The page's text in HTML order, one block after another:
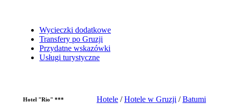
Wycieczki dodatkowe
Transfery po Gruzji
Przydatne wskazówki
Usługi turystyczne
Hotel "Rio" *** Hotele /Hotele w Gruzji /Batumi